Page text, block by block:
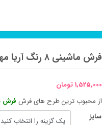
فرش ماشینی ۸ رنگ آریا مهر آبی ۷۰۰ شانه
1,525,000 تومان
از محبوب ترین طرح های فرش فرش ماشینی ۸
سایز